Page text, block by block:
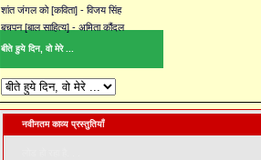
शांत जंगल को [कविता] - विजय सिंह
बचपन [बाल साहित्य] - अमिता कौंदल
बीते हुये दिन, वो मेरे ...
नवीनतम काव्य प्रस्तुतियाँ